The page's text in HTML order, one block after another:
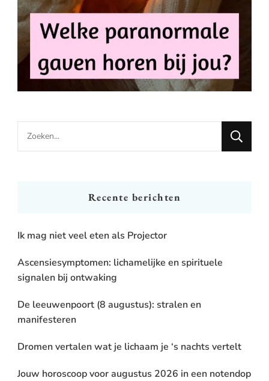
Looking
for
Recente berichten
Ik mag niet veel eten als Projector
Ascensiesymptomen: lichamelijke en spirituele
signalen bij ontwaking
De leeuwenpoort (8 augustus): stralen en
manifesteren
Dromen vertalen wat je lichaam je ‘s nachts vertelt
Jouw horoscoop voor augustus 2026 in een notendop